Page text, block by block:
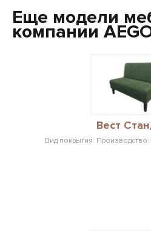
Еще модели
компании
Вест
Вид покрытия: Производство: